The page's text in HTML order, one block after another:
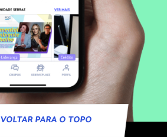
VOLTAR PARA O TOPO